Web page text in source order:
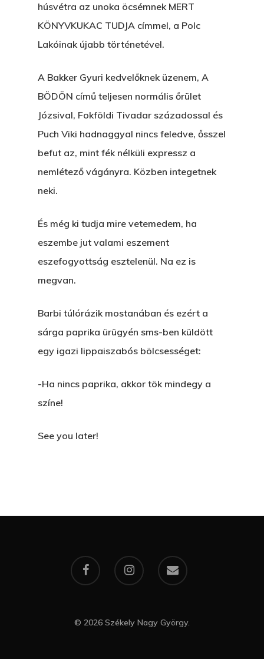
húsvétra az unoka öcsémnek MERT
KÖNYVKUKAC TUDJA címmel, a Polc
Lakóinak újabb történetével.
A Bakker Gyuri kedvelőknek üzenem, A
BÖDÖN című teljesen normális őrület
Józsival, Fokföldi Tivadar századossal és
Puch Viki hadnaggyal nincs feledve, ősszel
befut az, mint fék nélküli expressz a
nemlétező vágányra. Közben integetnek
neki.
És még ki tudja mire vetemedem, ha
eszembe jut valami eszement
eszefogyottság esztelenül. Na ez is
megvan.
Barbi túlórázik mostanában és ezért a
sárga paprika ürügyén sms-ben küldött
egy igazi lippaiszabós bölcsességet:
-Ha nincs paprika, akkor tök mindegy a
színe!
See you later!
© 2026 Székely Nagy György.